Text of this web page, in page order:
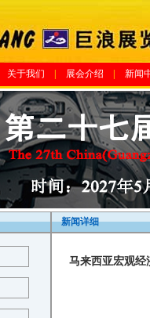
关于我们 展会介绍 新闻
新闻详细
马来西亚宏观经